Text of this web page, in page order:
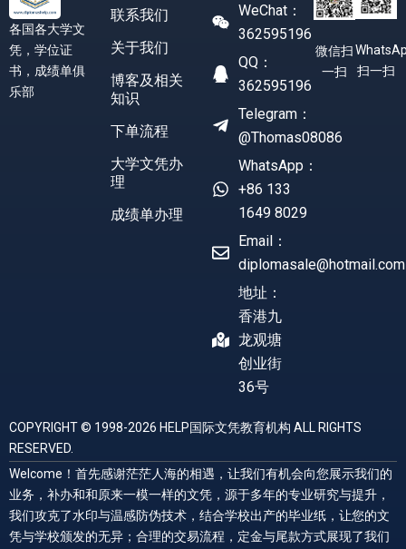
各国各大学文
凭，学位证
书，成绩单俱
乐部
联系我们
关于我们
博客及相关
知识
下单流程
大学文凭办
理
成绩单办理
WeChat：
362595196
QQ：
362595196
Telegram：
@Thomas08086
WhatsApp：
+86 133
1649 8029
Email：
diplomasale@hotmail.com
地址：
香港九
龙观塘
创业街
36号
微信扫
一扫
扫一扫
COPYRIGHT © 1998-2026 HELP国际文凭教育机构 ALL RIGHTS
RESERVED.
Welcome！首先感谢茫茫人海的相遇，让我们有机会向您展示我们的
业务，补办和和原来一模一样的文凭，源于多年的专业研究与提升，
我们攻克了水印与温感防伪技术，结合学校出产的毕业纸，让您的文
凭与学校颁发的无异；合理的交易流程，定金与尾款方式展现了我们